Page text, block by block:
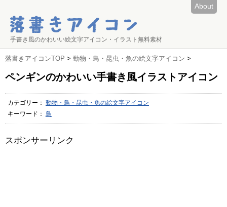
About
手書き風のかわいい絵文字アイコン・イラスト無料素材
落書きアイコンTOP > 動物・鳥・昆虫・魚の絵文字アイコン >
ペンギンのかわいい手書き風イラストアイコン
カテゴリー： 動物・鳥・昆虫・魚の絵文字アイコン
キーワード： 鳥
スポンサーリンク